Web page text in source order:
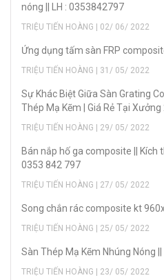
nóng || LH : 0353842797
TRIỆU TIẾN HOÀNG | 02/ 06/ 2022
Ứng dụng tấm sàn FRP
TRIỆU TIẾN HOÀNG | 31/ 05/ 2022
Sự Khác Biệt Giữa Sàn Grating
Thép Mạ Kẽm | Giá Rẻ Tại Xưởng
TRIỆU TIẾN HOÀNG | 29/ 05/ 2022
Bán nắp hố ga composite || Kích
0353 842 797
TRIỆU TIẾN HOÀNG | 27/ 05/ 2022
Song chắn rác composite kt
TRIỆU TIẾN HOÀNG | 25/ 05/ 2022
Sàn Thép Mạ Kẽm Nhúng Nóng
TRIỆU TIẾN HOÀNG | 23/ 05/ 2022